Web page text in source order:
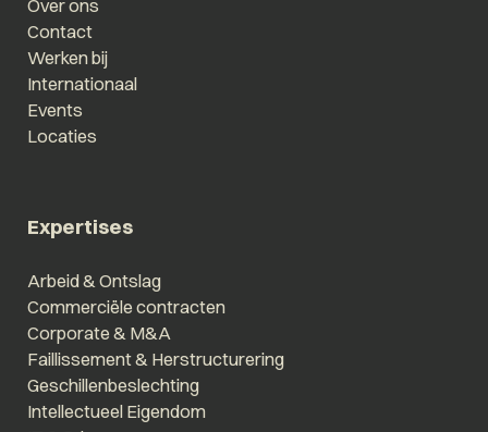
Over ons
Contact
Werken bij
Internationaal
Events
Locaties
Expertises
Arbeid & Ontslag
Commerciële contracten
Corporate & M&A
Faillissement & Herstructurering
Geschillenbeslechting
Intellectueel Eigendom